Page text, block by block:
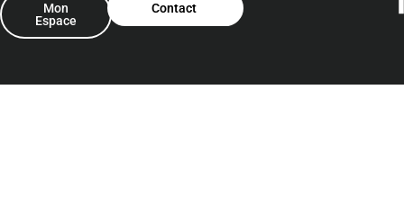
Mon
Espace
Contact